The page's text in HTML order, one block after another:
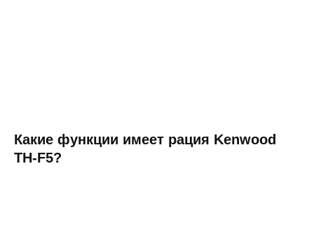
Какие функции имеет рация Kenwood
TH-F5?